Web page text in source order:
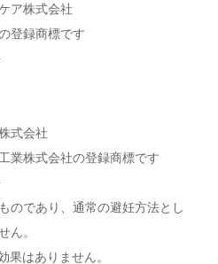
ア株式会社
登録商標です
式会社
業株式会社の登録商標です
のであり、通常の避妊方法とし
ん。
果はありません。